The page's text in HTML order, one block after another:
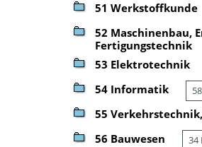
51 Werkstoffkunde
52 Maschinenbau,
Fertigungstechnik
53 Elektrotechnik
54 Informatik
55
56 Bauwesen 34